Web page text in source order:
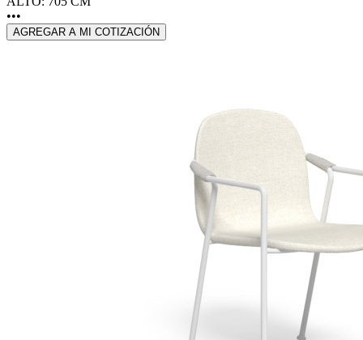
•••
AGREGAR A MI COTIZACIÓN